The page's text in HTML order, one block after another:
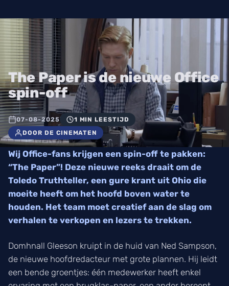
The Paper is de nieuwe Office
spin-off
07-08-2025
1 MIN LEESTIJD
DOOR DE CINEMATEN
Wij Office-fans krijgen een spin-off te pakken:
“The Paper”! Deze nieuwe reeks draait om de
Toledo Truthteller, een gure krant uit Ohio die
moeite heeft om het hoofd boven water te
houden. Het team moet creatief aan de slag om
verhalen te verkopen en lezers te trekken.
Domhnall Gleeson kruipt in de huid van Ned Sampson,
de nieuwe hoofdredacteur met grote plannen. Hij leidt
een bende groentjes: één medewerker heeft enkel